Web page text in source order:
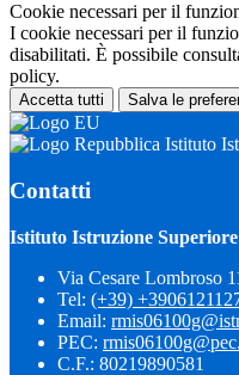
Cookie necessari per il
I cookie necessari per il
disabilitati. È possibile
policy.
Accetta tutti Salva le
Istituto
Contatti
Istituto Istruzione
Via Cesare Lombroso
Tel: (+39)
Email:
PEC:
C.F.: 80219890581